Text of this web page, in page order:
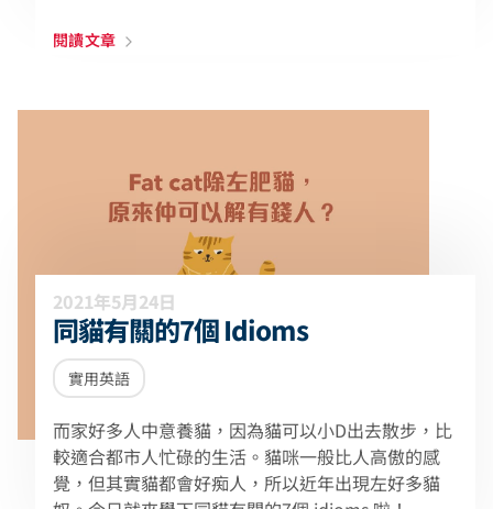
閱讀文章
2021年5月24日
同貓有關的7個 Idioms
實用英語
而家好多人中意養貓，因為貓可以小D出去散步，比
較適合都市人忙碌的生活。貓咪一般比人高傲的感
覺，但其實貓都會好痴人，所以近年出現左好多貓